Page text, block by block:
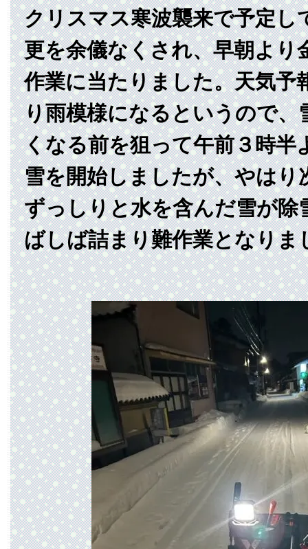
クリスマス寒波襲来で予定し
更を余儀なくされ、早朝より
作業に当たりました。天気予
り雨模様になるというので、
くなる前を狙って午前３時半
雪を開始しましたが、やはり
ずっしりと水を含んだ雪が除
ばしば詰まり難作業となりま